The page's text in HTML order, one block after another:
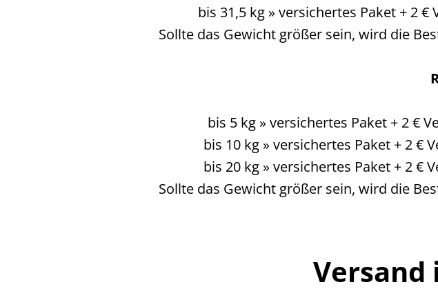
bis 31,5 kg » versichertes Paket + 2
Sollte das Gewicht größer sein, wird die
bis 5 kg » versichertes Paket + 2 €
bis 10 kg » versichertes Paket + 2 €
bis 20 kg » versichertes Paket + 2 €
Sollte das Gewicht größer sein, wird die